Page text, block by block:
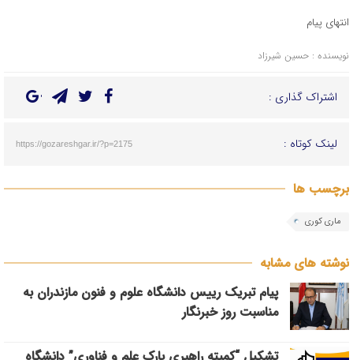
انتهای پیام
نویسنده : حسین شیرزاد
اشتراک گذاری :
لینک کوتاه : https://gozareshgar.ir/?p=2175
برچسب ها
ماری کوری
نوشته های مشابه
پیام تبریک رییس دانشگاه علوم و فنون مازندران به
مناسبت روز خبرنگار